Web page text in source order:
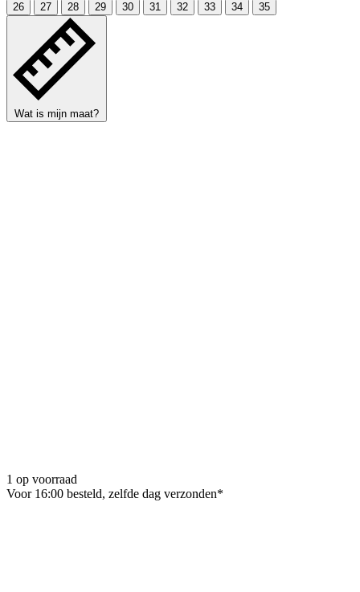
26 27 28 29 30 31 32 33 34 35
Wat is mijn maat?
1 op voorraad
Voor 16:00 besteld, zelfde dag verzonden*